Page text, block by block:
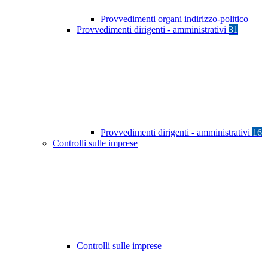
Provvedimenti organi indirizzo-politico
Provvedimenti dirigenti - amministrativi 31
Provvedimenti dirigenti - amministrativi 16
Controlli sulle imprese
Controlli sulle imprese